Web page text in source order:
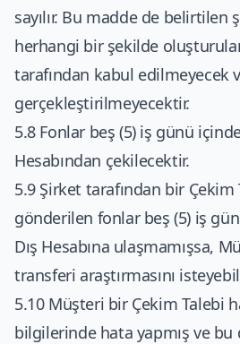
sayılır. Bu madde de belirtilen
herhangi bir şekilde
tarafından kabul edilmeyecek
gerçekleştirilmeyecektir.
5.8 Fonlar beş (5) iş günü
Hesabından çekilecektir.
5.9 Şirket tarafından bir Çekim
gönderilen fonlar beş (5) iş
Dış Hesabına ulaşmamışsa,
transferi araştırmasını
5.10 Müşteri bir Çekim Talebi
bilgilerinde hata yapmış ve bu